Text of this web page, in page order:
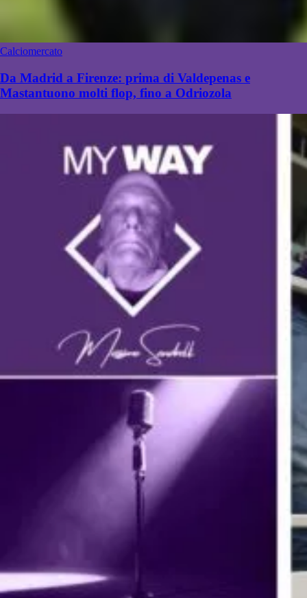
Calciomercato
Da Madrid a Firenze: prima di Valdepenas e
Mastantuono molti flop, fino a Odriozola